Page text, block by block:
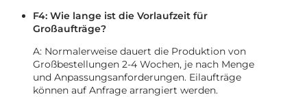
F4: Wie lange ist die Vorlaufzeit für
Großaufträge?
A: Normalerweise dauert die Produktion von
Großbestellungen 2-4 Wochen, je nach Menge
und Anpassungsanforderungen. Eilaufträge
können auf Anfrage arrangiert werden.